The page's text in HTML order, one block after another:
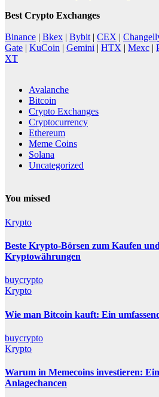
Best Crypto Exchanges
Binance | Bkex | Bybit | CEX |
Gate | KuCoin | Gemini | HTX | Mexc |
XT
Avalanche
Bitcoin
Crypto Exchanges
Cryptocurrency
Ethereum
Meme Coins
Solana
Uncategorized
You missed
Krypto
Beste Krypto-Börsen zum Kaufen
Kryptowährungen
buycrypto
Krypto
Wie man Bitcoin kauft: Ein
buycrypto
Krypto
Warum in Memecoins investieren:
Anlagechancen